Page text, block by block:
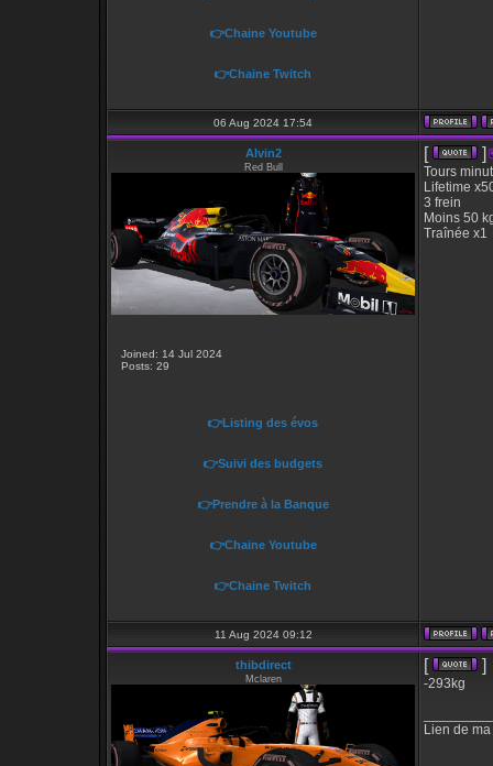
👉Chaine Youtube
👉Chaine Twitch
06 Aug 2024 17:54
Alvin2
Red Bull
Joined: 14 Jul 2024
Posts: 29
👉Listing des évos
👉Suivi des budgets
👉Prendre à la Banque
👉Chaine Youtube
👉Chaine Twitch
[ ]
Tours
Lifetime
3 frein
Moins 50
Traînée x1
11 Aug 2024 09:12
thibdirect
Mclaren
[ ]
-293kg
Lien de